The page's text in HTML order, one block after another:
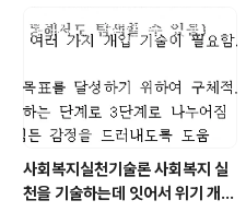
세트가 눈에 들어옵니다실제로도 매우
봐도 이쁩니다 3천원대 가격으로 아침식
하면서이렇게 소장가치 장난감도 받고요
사회복지실천기술론 사회복지 실
천을 기술하는데 잇어서 위기 개입